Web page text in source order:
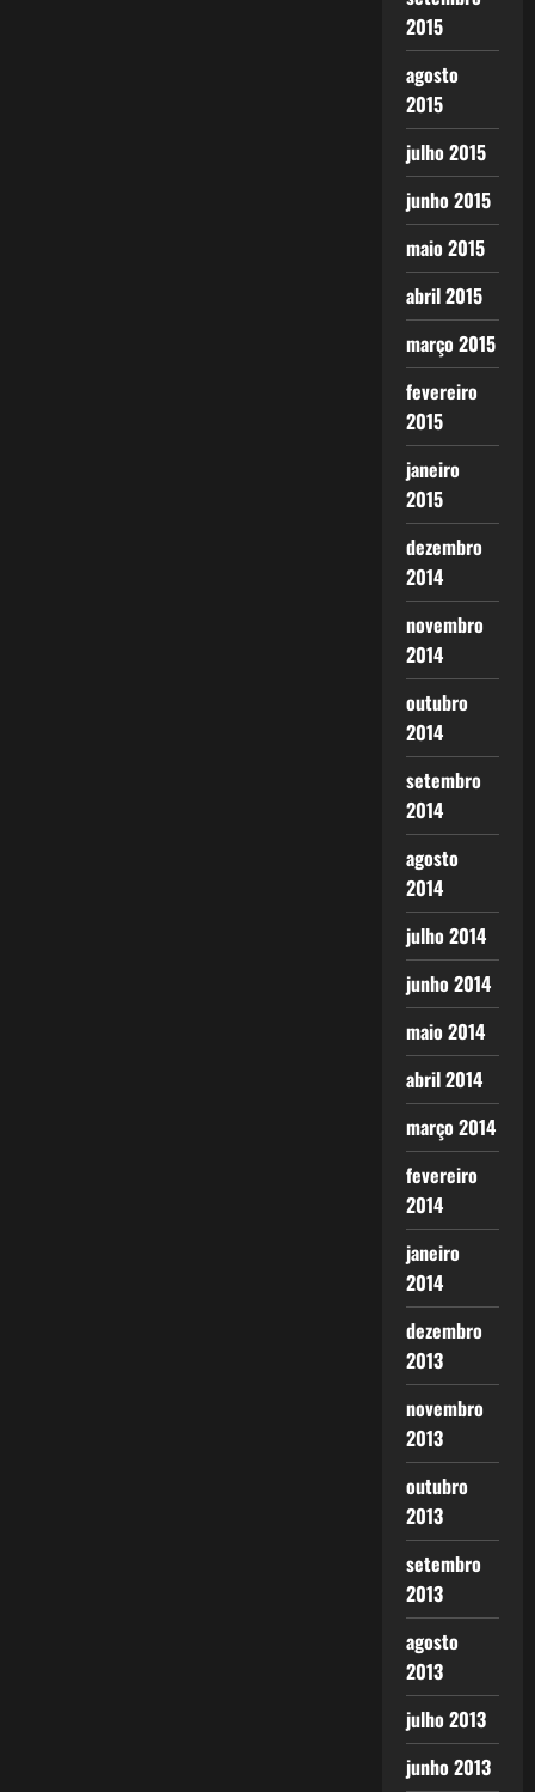
2015
agosto
2015
julho 2015
junho 2015
maio 2015
abril 2015
março 2015
fevereiro
2015
janeiro
2015
dezembro
2014
novembro
2014
outubro
2014
setembro
2014
agosto
2014
julho 2014
junho 2014
maio 2014
abril 2014
março 2014
fevereiro
2014
janeiro
2014
dezembro
2013
novembro
2013
outubro
2013
setembro
2013
agosto
2013
julho 2013
junho 2013